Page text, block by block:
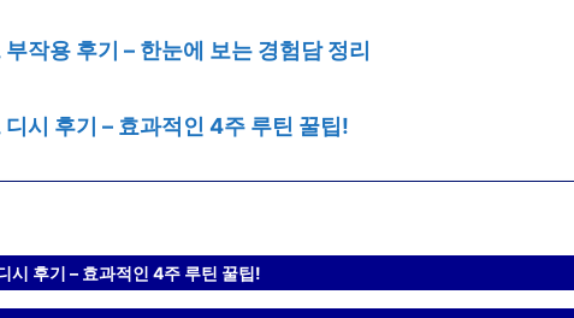
작용 후기 – 한눈에 보는 경험담 정리
시 후기 – 효과적인 4주 루틴 꿀팁!
시 후기 – 효과적인 4주 루틴 꿀팁!